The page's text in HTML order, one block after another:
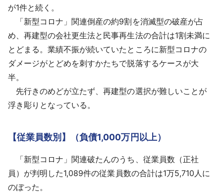
が1件と続く。
「新型コロナ」関連倒産の約9割を消滅型の破産が占
め、再建型の会社更生法と民事再生法の合計は1割未満に
とどまる。業績不振が続いていたところに新型コロナの
ダメージがとどめを刺すかたちで脱落するケースが大
半。
先行きのめどが立たず、再建型の選択が難しいことが
浮き彫りとなっている。
【従業員数別】（負債1,000万円以上）
「新型コロナ」関連破たんのうち、従業員数（正社
員）が判明した1,089件の従業員数の合計は1万5,710人に
のぼった。